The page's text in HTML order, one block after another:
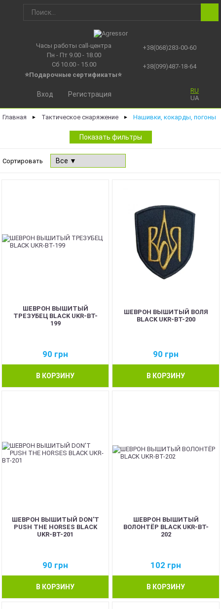
Часы работы call-центра
Пн - Пт 9.00 - 18.00
Сб 10.00 - 15.00
⭐Подарочные сертификаты⭐
+38(068)283-00-60
+38(099)487-18-64
RU
UA
Вход Регистрация
Главная ► Тактическое снаряжение ► Нашивки, кокарды, погоны
Показать фильтры
Сортировать
ШЕВРОН ВЫШИТЫЙ
ТРЕЗУБЕЦ BLACK UKR-BT-
199
90 грн
В КОРЗИНУ
ШЕВРОН ВЫШИТЫЙ ВОЛЯ
BLACK UKR-BT-200
90 грн
В КОРЗИНУ
ШЕВРОН ВЫШИТЫЙ DON'T
PUSH THE HORSES BLACK
UKR-BT-201
90 грн
В КОРЗИНУ
ШЕВРОН ВЫШИТЫЙ
ВОЛОНТЁР BLACK UKR-BT-
202
102 грн
В КОРЗИНУ